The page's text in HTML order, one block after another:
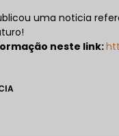
uma noticia
neste link: